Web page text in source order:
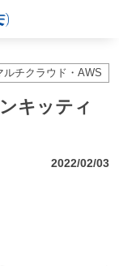
ルチクラウド・AWS
キッティ
2022/02/03